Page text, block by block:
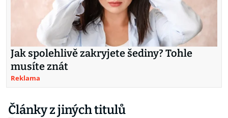
Jak spolehlivě zakryjete šediny? Tohle
musíte znát
Reklama
Články z jiných titulů